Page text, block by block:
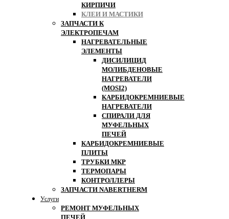
КИРПИЧИ
КЛЕИ И МАСТИКИ
ЗАПЧАСТИ К
ЭЛЕКТРОПЕЧАМ
НАГРЕВАТЕЛЬНЫЕ
ЭЛЕМЕНТЫ
ДИСИЛИЦИД
МОЛИБДЕНОВЫЕ
НАГРЕВАТЕЛИ
(MOSI2)
КАРБИДОКРЕМНИЕВЫЕ
НАГРЕВАТЕЛИ
СПИРАЛИ ДЛЯ
МУФЕЛЬНЫХ
ПЕЧЕЙ
КАРБИДОКРЕМНИЕВЫЕ
ПЛИТЫ
ТРУБКИ МКР
ТЕРМОПАРЫ
КОНТРОЛЛЕРЫ
ЗАПЧАСТИ NABERTHERM
Услуги
РЕМОНТ МУФЕЛЬНЫХ
ПЕЧЕЙ